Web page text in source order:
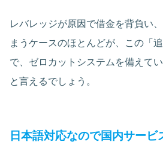
レバレッジが原因で借金を背負い
まうケースのほとんどが、この「
で、ゼロカットシステムを備えて
と言えるでしょう。
日本語対応なので国内サービ